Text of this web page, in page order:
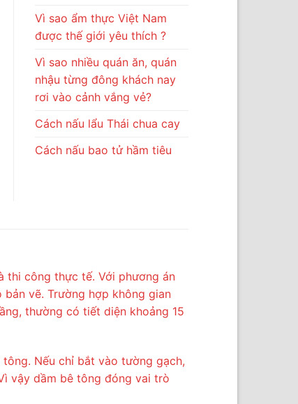
Vì sao ẩm thực Việt Nam
được thế giới yêu thích ?
Vì sao nhiều quán ăn, quán
nhậu từng đông khách nay
rơi vào cảnh vắng vẻ?
Cách nấu lẩu Thái chua cay
Cách nấu bao tử hầm tiêu
thi công thực tế. Với phương án
vẽ. Trường hợp không gian
thường có tiết diện khoảng 15
Nếu chỉ bắt vào tường gạch,
vậy dầm bê tông đóng vai trò